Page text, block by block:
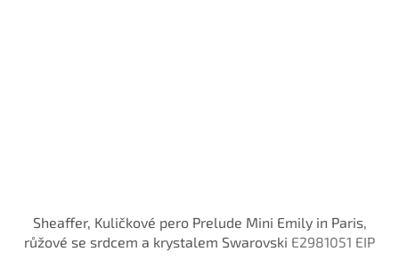
Sheaffer, Kuličkové pero Prelude Mini Emily in Paris,
růžové se srdcem a krystalem Swarovski E2981051 EIP